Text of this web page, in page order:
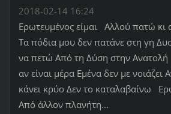
2018-02-14 16:24
Ερωτευμένος είμαι Αλλού πατώ κι
Τα πόδια μου δεν πατάνε στη γη
να πετώ Από τη Δύση στην Ανατολή
αν είναι μέρα Εμένα δεν με νοιάζει
κάνει κρύο Δεν το καταλαβαίνω
Από άλλον πλανήτη...